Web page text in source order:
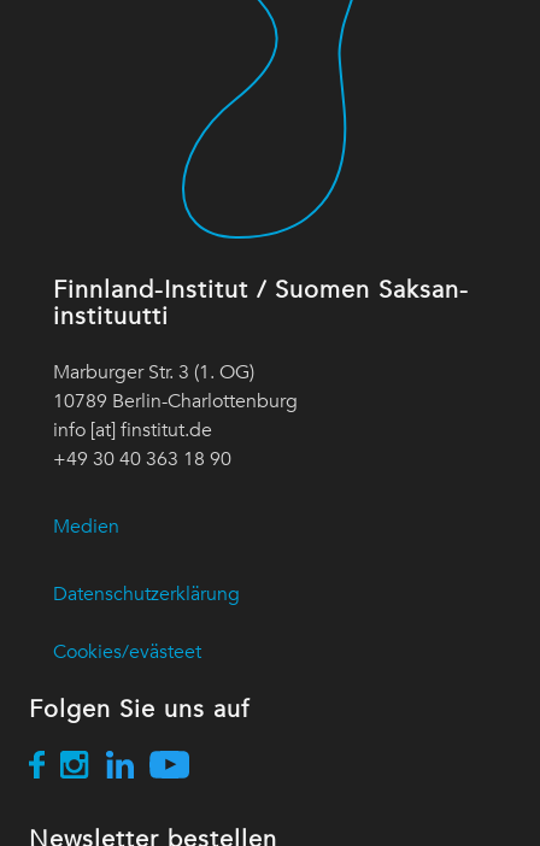
Finnland-Institut / Suomen Saksan-
instituutti
Marburger Str. 3 (1. OG)
10789 Berlin-Charlottenburg
info [at] finstitut.de
+49 30 40 363 18 90
Medien
Datenschutzerklärung
Cookies/evästeet
Folgen Sie uns auf
Newsletter bestellen